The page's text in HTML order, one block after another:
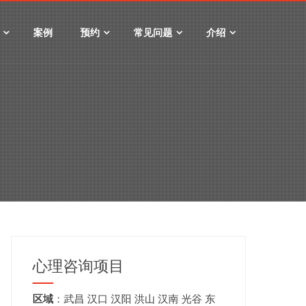
案例 预约 常见问题 介绍
心理咨询项目
区域： 武昌 汉口 汉阳 洪山 汉南 光谷 东